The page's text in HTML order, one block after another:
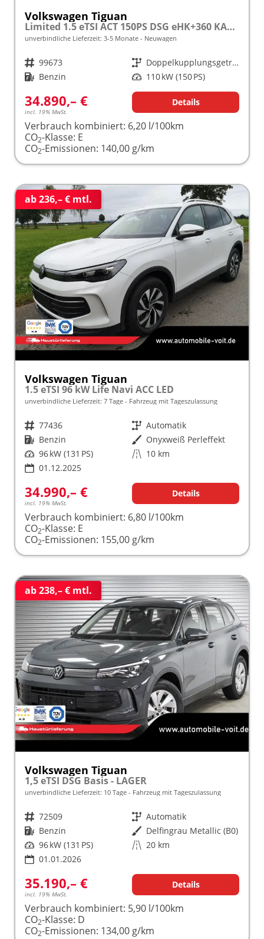
Volkswagen Tiguan
Limited 1.5 eTSI ACT 150PS DSG eHK+360 KAM+ACC+APP+LED PLUS+17" LM+KLIMA frei konfigurierbar!
unverbindliche Lieferzeit: 3-5 Monate Neuwagen
Fahrzeugnr. 99673 Getriebe
Doppelkupplungsgetriebe (DSG)
Kraftstoff Benzin Leistung 110 kW (150 PS)
34.890,– €
incl. 19% MwSt.
Details
Verbrauch kombiniert: 6,20 l/100km
CO2-Klasse: E
CO2-Emissionen: 140,00 g/km
ab 236,– € mtl.
Volkswagen Tiguan
1.5 eTSI 96 kW Life Navi ACC LED
unverbindliche Lieferzeit: 7 Tage Fahrzeug mit Tageszulassung
Fahrzeugnr. 77436 Getriebe Automatik
Kraftstoff Benzin Außenfarbe Onyxweiß Perleffekt
Leistung 96 kW (131 PS) Kilometerstand 10 km
01.12.2025
34.990,– €
incl. 19% MwSt.
Details
Verbrauch kombiniert: 6,80 l/100km
CO2-Klasse: E
CO2-Emissionen: 155,00 g/km
ab 238,– € mtl.
Volkswagen Tiguan
1,5 eTSI DSG Basis - LAGER
unverbindliche Lieferzeit: 10 Tage Fahrzeug mit Tageszulassung
Fahrzeugnr. 72509 Getriebe Automatik
Kraftstoff Benzin Außenfarbe Delfingrau Metallic (B0)
Leistung 96 kW (131 PS) Kilometerstand 20 km
01.01.2026
35.190,– €
incl. 19% MwSt.
Details
Verbrauch kombiniert: 5,90 l/100km
CO2-Klasse: D
CO2-Emissionen: 134,00 g/km